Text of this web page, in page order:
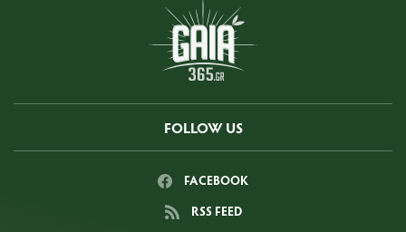
FOLLOW US
FACEBOOK
RSS FEED